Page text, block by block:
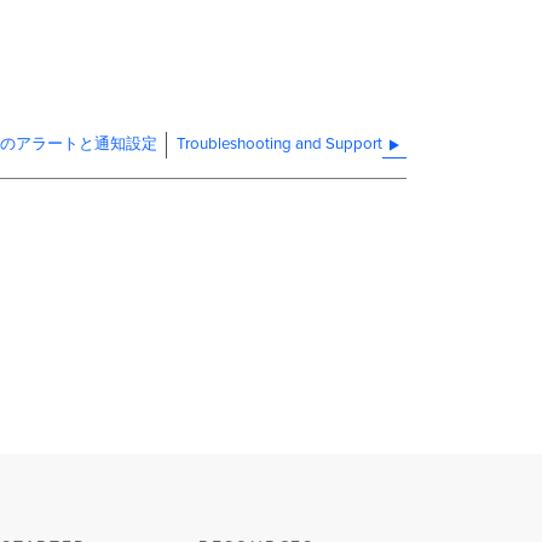
アラートと通知設定 Troubleshooting and Support